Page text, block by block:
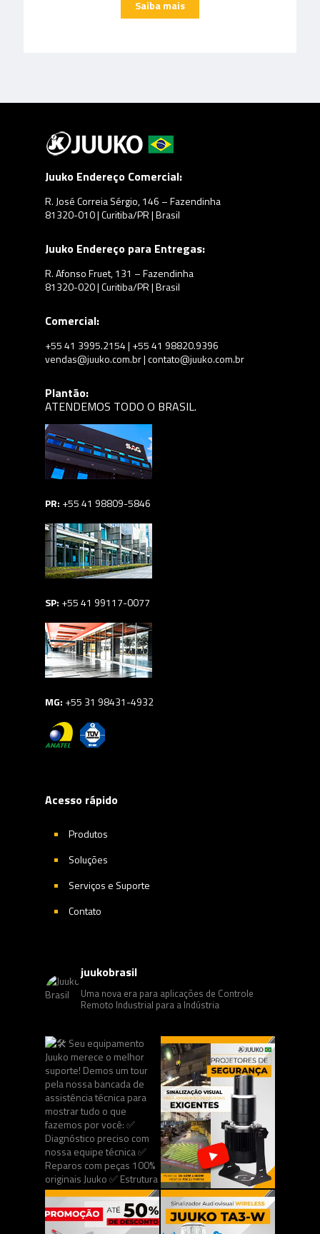
Juuko Endereço Comercial:
R. José Correia Sérgio, 146 – Fazendinha
81320-010 | Curitiba/PR | Brasil
Juuko Endereço para Entregas:
R. Afonso Fruet, 131 – Fazendinha
81320-020 | Curitiba/PR | Brasil
Comercial:
+55 41 3995.2154 | +55 41 98820.9396
vendas@juuko.com.br | contato@juuko.com.br
Plantão:
ATENDEMOS TODO O BRASIL.
PR: +55 41 98809-5846
SP: +55 41 99117-0077
MG: +55 31 98431-4932
Acesso rápido
Produtos
Soluções
Serviços e Suporte
Contato
juukobrasil
Uma nova era para aplicações de Controle
Remoto Industrial para a Indústria